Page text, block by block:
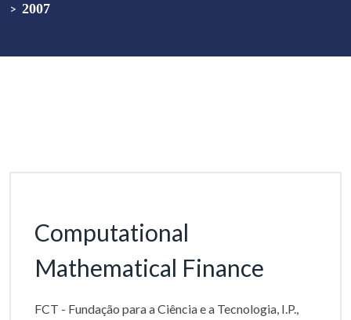
> 2007
Computational
Mathematical Finance
FCT - Fundação para a Ciência e a Tecnologia, I.P.,